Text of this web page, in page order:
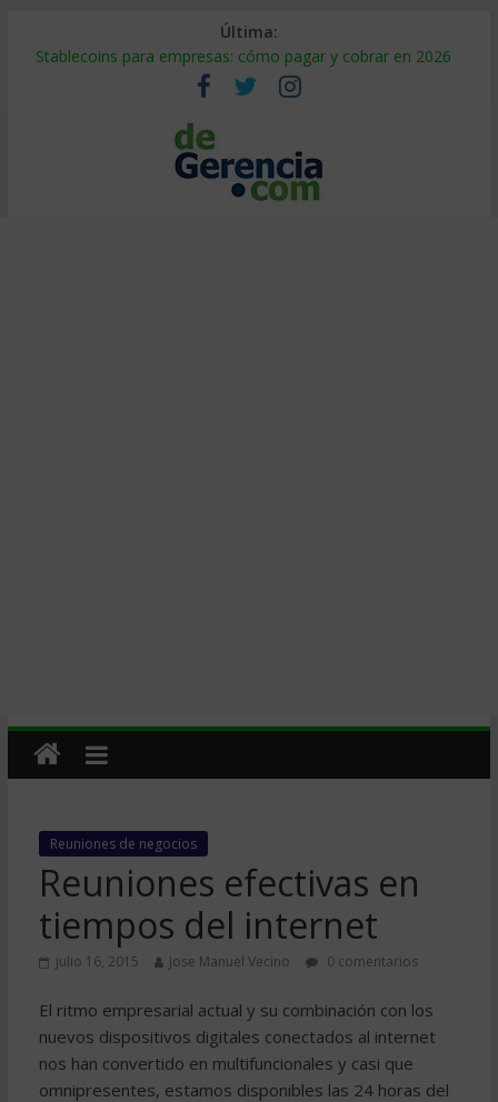
Última:
Stablecoins para empresas: cómo pagar y cobrar en 2026
Despido silencioso: qué es y por qué sale tan caro
IA en selección de personal: cómo auditarla a tiempo
Trabajo forzoso en la cadena de suministro: qué hacer
Mercado hispano de EE. UU.: cómo segmentarlo y venderle
Reuniones de negocios
Reuniones efectivas en
tiempos del internet
julio 16, 2015 Jose Manuel Vecino 0 comentarios
El ritmo empresarial actual y su combinación con los
nuevos dispositivos digitales conectados al internet
nos han convertido en multifuncionales y casi que
omnipresentes, estamos disponibles las 24 horas del